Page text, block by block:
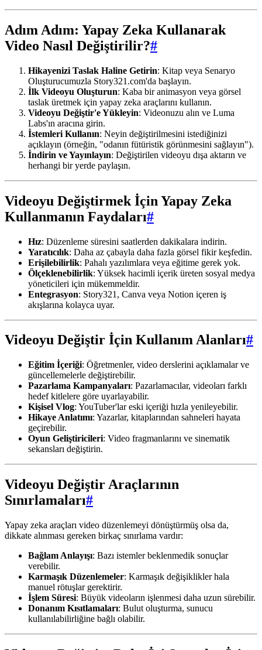
Adım Adım: Yapay Zeka Kullanarak
Video Nasıl Değiştirilir?#
Hikayenizi Taslak Haline Getirin: Kitap veya Senaryo
Oluşturucumuzla Story321.com'da başlayın.
İlk Videoyu Oluşturun: Kaba bir animasyon veya görsel
taslak üretmek için yapay zeka araçlarını kullanın.
Videoyu Değiştir'e Yükleyin: Videonuzu alın ve Luma
Labs'ın aracına girin.
İstemleri Kullanın: Neyin değiştirilmesini istediğinizi
açıklayın (örneğin, "odanın fütüristik görünmesini sağlayın").
İndirin ve Yayınlayın: Değiştirilen videoyu dışa aktarın ve
herhangi bir yerde paylaşın.
Videoyu Değiştirmek İçin Yapay Zeka
Kullanmanın Faydaları#
Hız: Düzenleme süresini saatlerden dakikalara indirin.
Yaratıcılık: Daha az çabayla daha fazla görsel fikir keşfedin.
Erişilebilirlik: Pahalı yazılımlara veya eğitime gerek yok.
Ölçeklenebilirlik: Yüksek hacimli içerik üreten sosyal medya
yöneticileri için mükemmeldir.
Entegrasyon: Story321, Canva veya Notion içeren iş
akışlarına kolayca uyar.
Videoyu Değiştir İçin Kullanım Alanları#
Eğitim İçeriği: Öğretmenler, video derslerini açıklamalar ve
güncellemelerle değiştirebilir.
Pazarlama Kampanyaları: Pazarlamacılar, videoları farklı
hedef kitlelere göre uyarlayabilir.
Kişisel Vlog: YouTuber'lar eski içeriği hızla yenileyebilir.
Hikaye Anlatımı: Yazarlar, kitaplarından sahneleri hayata
geçirebilir.
Oyun Geliştiricileri: Video fragmanlarını ve sinematik
sekansları değiştirin.
Videoyu Değiştir Araçlarının
Sınırlamaları#
Yapay zeka araçları video düzenlemeyi dönüştürmüş olsa da,
dikkate alınması gereken birkaç sınırlama vardır:
Bağlam Anlayışı: Bazı istemler beklenmedik sonuçlar
verebilir.
Karmaşık Düzenlemeler: Karmaşık değişiklikler hala
manuel rötuşlar gerektirir.
İşlem Süresi: Büyük videoların işlenmesi daha uzun sürebilir.
Donanım Kısıtlamaları: Bulut oluşturma, sunucu
kullanılabilirliğine bağlı olabilir.